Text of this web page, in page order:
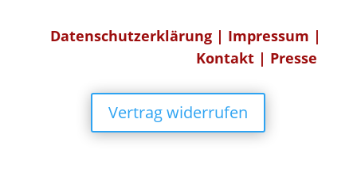
Datenschutzerklärung | Impressum |
Kontakt | Presse
Vertrag widerrufen